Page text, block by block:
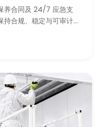
养合同及 24/7 应急支
持合规、稳定与可审计